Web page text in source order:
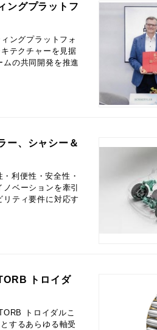
ングプラットフ
ングプラットフォ
テクチャーを見据
の共同開発を推進
ー、シャシー＆
利便性・安全性・
ベーションを牽引
ティ要件に対応す
トロイダ
トロイダルこ
するあらゆる軸受